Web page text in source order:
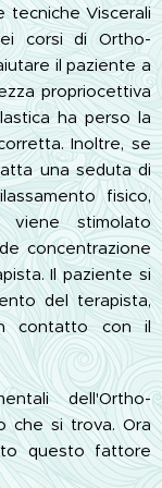
tecniche Viscerali
corsi di Ortho-
il paziente a
propriocettiva
ha perso la
Inoltre, se
una seduta di
fisico,
stimolato
concentrazione
Il paziente si
del terapista,
contatto con il
dell'Ortho-
che si trova. Ora
questo fattore